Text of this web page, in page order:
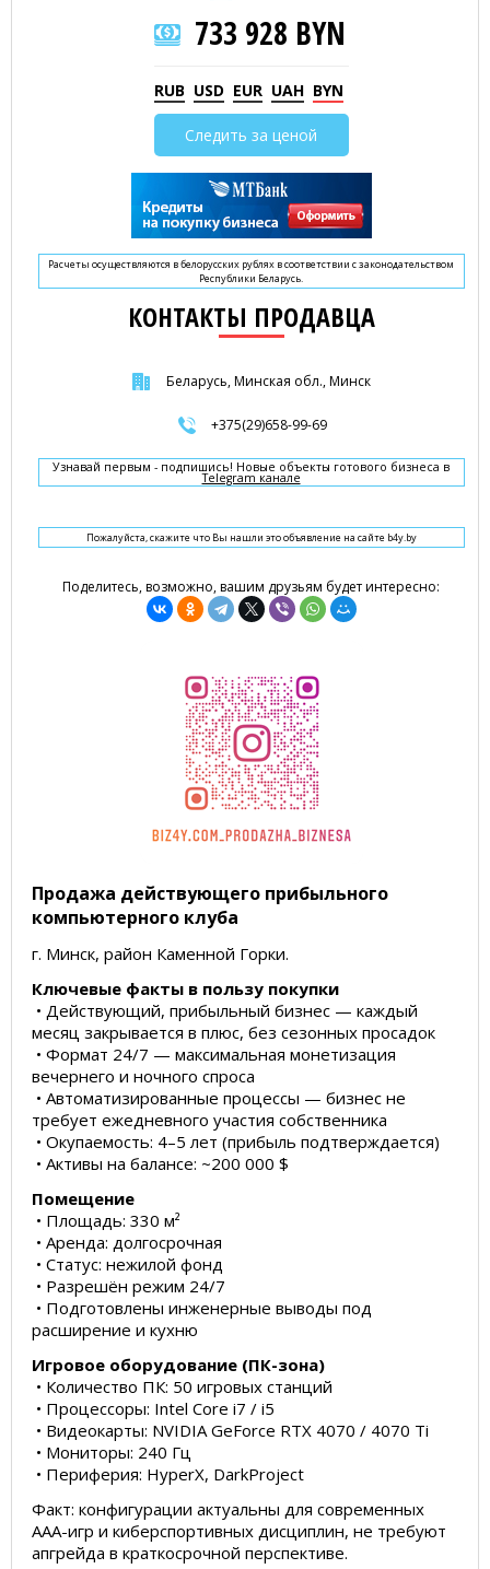
733 928 BYN
RUB USD EUR UAH BYN
Следить за ценой
Расчеты осуществляются в белорусских рублях в соответствии с законодательством
Республики Беларусь.
КОНТАКТЫ ПРОДАВЦА
Беларусь, Минская обл., Минск
+375(29)658-99-69
Узнавай первым - подпишись! Новые объекты готового бизнеса в
Telegram канале
Пожалуйста, скажите что Вы нашли это объявление на сайте b4y.by
Поделитесь, возможно, вашим друзьям будет интересно:
Продажа действующего прибыльного
компьютерного клуба
г. Минск, район Каменной Горки.
Ключевые факты в пользу покупки
• Действующий, прибыльный бизнес — каждый
месяц закрывается в плюс, без сезонных просадок
• Формат 24/7 — максимальная монетизация
вечернего и ночного спроса
• Автоматизированные процессы — бизнес не
требует ежедневного участия собственника
• Окупаемость: 4–5 лет (прибыль подтверждается)
• Активы на балансе: ~200 000 $
Помещение
• Площадь: 330 м²
• Аренда: долгосрочная
• Статус: нежилой фонд
• Разрешён режим 24/7
• Подготовлены инженерные выводы под
расширение и кухню
Игровое оборудование (ПК-зона)
• Количество ПК: 50 игровых станций
• Процессоры: Intel Core i7 / i5
• Видеокарты: NVIDIA GeForce RTX 4070 / 4070 Ti
• Мониторы: 240 Гц
• Периферия: HyperX, DarkProject
Факт: конфигурации актуальны для современных
AAA-игр и киберспортивных дисциплин, не требуют
апгрейда в краткосрочной перспективе.